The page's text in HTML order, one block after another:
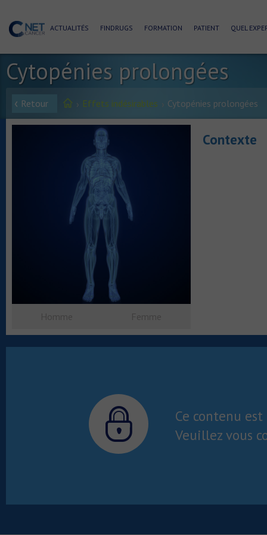
ACTUALITÉS FINDRUGS FORMATION PATIENT QUEL
Cytopénies prolongées
Retour Effets indésirables Cytopénies prolongées
Contexte
Ce contenu
Veuillez vous